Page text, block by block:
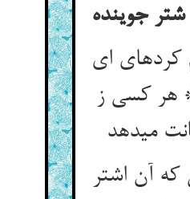
جوینده‏
کرده‏ای ای
هر کسی ز
می‏دهد
که آن اشتر